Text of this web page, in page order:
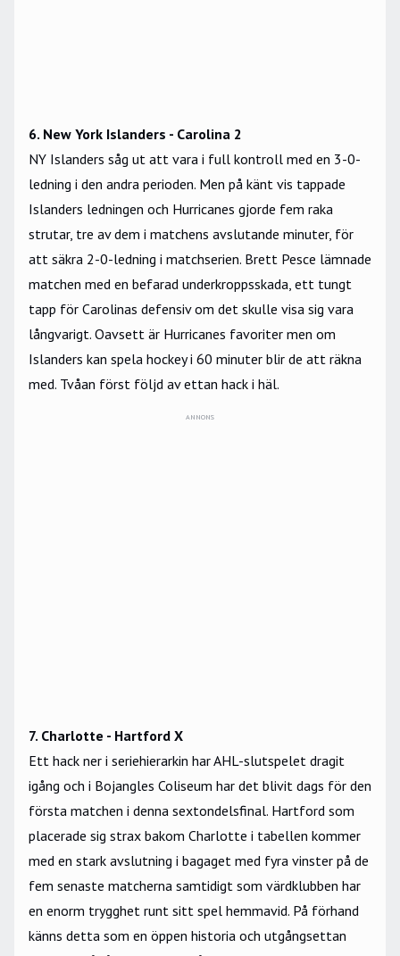
6. New York Islanders - Carolina 2
NY Islanders såg ut att vara i full kontroll med en 3-0-
ledning i den andra perioden. Men på känt vis tappade
Islanders ledningen och Hurricanes gjorde fem raka
strutar, tre av dem i matchens avslutande minuter, för
att säkra 2-0-ledning i matchserien. Brett Pesce lämnade
matchen med en befarad underkroppsskada, ett tungt
tapp för Carolinas defensiv om det skulle visa sig vara
långvarigt. Oavsett är Hurricanes favoriter men om
Islanders kan spela hockey i 60 minuter blir de att räkna
med. Tvåan först följd av ettan hack i häl.
ANNONS
7. Charlotte - Hartford X
Ett hack ner i seriehierarkin har AHL-slutspelet dragit
igång och i Bojangles Coliseum har det blivit dags för den
första matchen i denna sextondelsfinal. Hartford som
placerade sig strax bakom Charlotte i tabellen kommer
med en stark avslutning i bagaget med fyra vinster på de
fem senaste matcherna samtidigt som värdklubben har
en enorm trygghet runt sitt spel hemmavid. På förhand
känns detta som en öppen historia och utgångsettan